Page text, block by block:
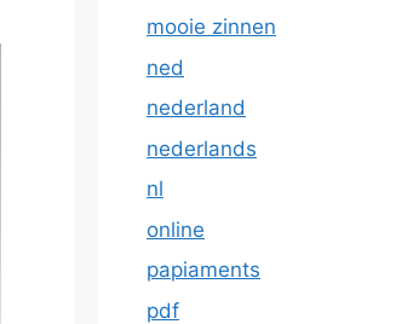
mooie zinnen
ned
nederland
nederlands
nl
online
papiaments
pdf